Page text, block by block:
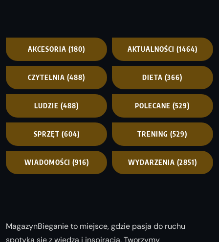
AKCESORIA (180) AKTUALNOŚCI (1464)
CZYTELNIA (488) DIETA (366)
LUDZIE (488) POLECANE (529)
SPRZĘT (604) TRENING (529)
WIADOMOŚCI (916) WYDARZENIA (2851)
MagazynBieganie to miejsce, gdzie pasja do ruchu
spotyka się z wiedzą i inspiracją. Tworzymy